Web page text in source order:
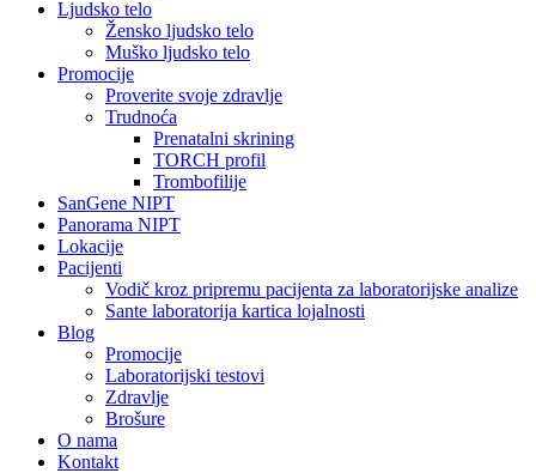
Ljudsko telo
Žensko ljudsko telo
Muško ljudsko telo
Promocije
Proverite svoje zdravlje
Trudnoća
Prenatalni skrining
TORCH profil
Trombofilije
SanGene NIPT
Panorama NIPT
Lokacije
Pacijenti
Vodič kroz pripremu pacijenta za laboratorijske analize
Sante laboratorija kartica lojalnosti
Blog
Promocije
Laboratorijski testovi
Zdravlje
Brošure
O nama
Kontakt